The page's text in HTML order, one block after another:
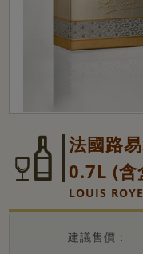
法國路
0.7L (含
LOUIS
建議售價：